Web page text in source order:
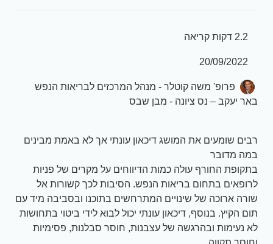
2.2 דקות קריאה
20/09/2022
פרופ' משה קוטלר - מנהל המרכזים לבריאות הנפש
באר יעקב – נס ציונה - מבן שבס
רבים שומעים את המושג דיכאון עונתי אך לא באמת מבינים
בתקופת החורף עולה כמות הדיווחים על מקרים של פניות
לרופאים בתחום בריאות הנפש. הסיבות לכך קשורות אל
תום הקיץ. בנוסף, דיכאון עונתי יכול לבוא לידי ביטוי בתחושות
לא נעימות ובהרגשה של עצבנות, חוסר סבלנות, פסימיות